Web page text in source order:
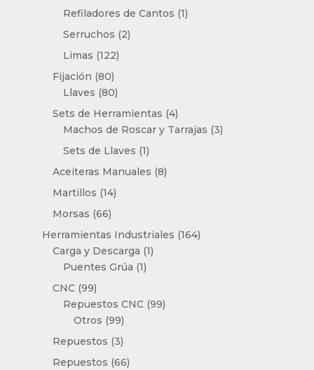
Refiladores de Cantos 11
Serruchos 22
Limas 122122
Fijación 8080
productos
Llaves 8080
productos
Sets de Herramientas 44
productos
Machos de Roscar y Tarrajas 33
Sets de Llaves 11
producto
Aceiteras Manuales 88
Martillos 1414
Morsas 6666
productos
Herramientas Industriales 164164
Carga y Descarga 11
Puentes Grúa 11
CNC 9999
productos
Repuestos CNC 9999
Otros 9999
productos
Repuestos 33
productos
Repuestos 6666